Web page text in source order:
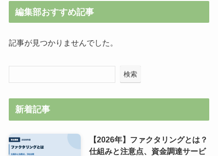
編集部おすすめ記事
記事が見つかりませんでした。
検索
新着記事
【2026年】ファクタリングとは？
仕組みと注意点、資金調達サービ